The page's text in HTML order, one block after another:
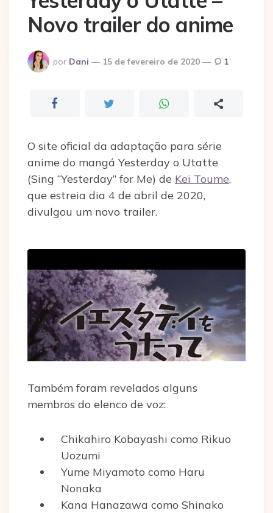
Novo trailer do anime
Postado
por
por Dani 15 de fevereiro de 2020 1
O site oficial da adaptação para série
anime do mangá Yesterday o Utatte
(Sing “Yesterday” for Me) de Kei Toume,
que estreia dia 4 de abril de 2020,
divulgou um novo trailer.
Também foram revelados alguns
membros do elenco de voz:
Chikahiro Kobayashi como Rikuo
Uozumi
Yume Miyamoto como Haru
Nonaka
Kana Hanazawa como Shinako